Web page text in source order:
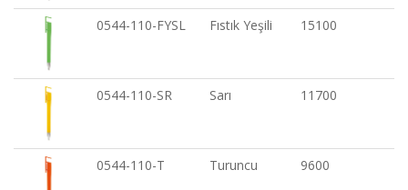
0544-110-FYSL Fıstık Yeşili 15100
0544-110-SR Sarı 11700
0544-110-T Turuncu 9600